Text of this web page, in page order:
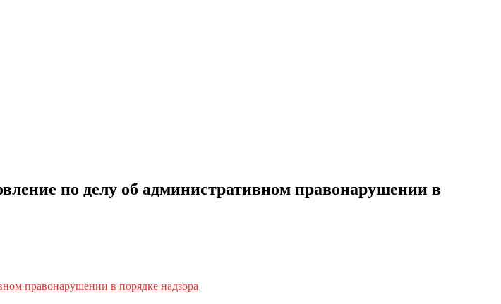
по делу об административном правонарушении в
правонарушении в порядке надзора